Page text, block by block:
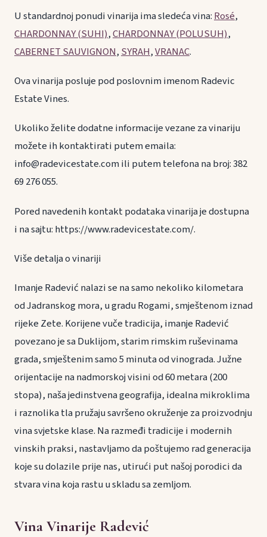
U standardnoj ponudi vinarija ima sledeća vina:Rosé,
CHARDONNAY (SUHI),CHARDONNAY (POLUSUH),
CABERNET SAUVIGNON,SYRAH,VRANAC.
Ova vinarija posluje pod poslovnim imenom Radevic
Estate Vines.
Ukoliko želite dodatne informacije vezane za vinariju
možete ih kontaktirati putem emaila:
info@radevicestate.com ili putem telefona na broj: 382
69 276 055.
Pored navedenih kontakt podataka vinarija je dostupna
i na sajtu: https://www.radevicestate.com/.
Više detalja o vinariji
Imanje Radević nalazi se na samo nekoliko kilometara
od Jadranskog mora, u gradu Rogami, smještenom iznad
rijeke Zete. Korijene vuče tradicija, imanje Radević
povezano je sa Duklijom, starim rimskim ruševinama
grada, smještenim samo 5 minuta od vinograda. Južne
orijentacije na nadmorskoj visini od 60 metara (200
stopa), naša jedinstvena geografija, idealna mikroklima
i raznolika tla pružaju savršeno okruženje za proizvodnju
vina svjetske klase. Na razmeđi tradicije i modernih
vinskih praksi, nastavljamo da poštujemo rad generacija
koje su dolazile prije nas, utirući put našoj porodici da
stvara vina koja rastu u skladu sa zemljom.
Vina Vinarije Radević